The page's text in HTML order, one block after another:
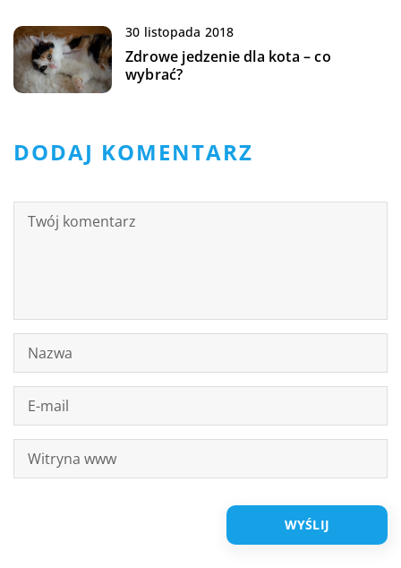
30 listopada 2018
Zdrowe jedzenie dla kota – co
wybrać?
DODAJ KOMENTARZ